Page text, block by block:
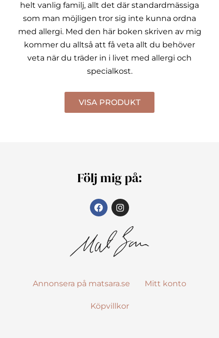
helt vanlig familj, allt det där standardmässiga
som man möjligen tror sig inte kunna ordna
med allergi. Med den här boken skriven av mig
kommer du alltså att få veta allt du behöver
veta när du träder in i livet med allergi och
specialkost.
VISA PRODUKT
Följ mig på:
Annonsera på matsara.se Mitt konto
Köpvillkor